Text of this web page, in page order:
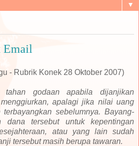
▼
Email
- Rubrik Konek 28 Oktober 2007)
godaan apabila dijanjikan
apalagi jika nilai uang
sebelumnya. Bayang-
dana tersebut untuk kepentingan
atau yang lain sudah
tersebut masih berupa tawaran.